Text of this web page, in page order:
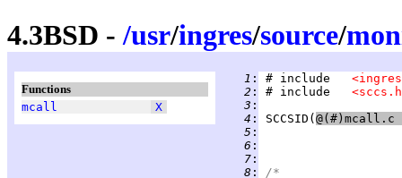
4.3BSD -/usr/ingres/source/
Functions
mcall
X
   1
: # include
   2
: # include
   3
:
   4
: SCCSID (
   5
:
   6
:
   7
:
   8
:
/*